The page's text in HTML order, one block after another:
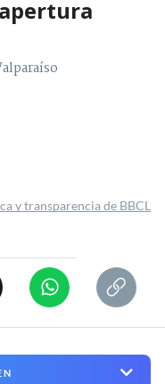
y transparencia de BBCL